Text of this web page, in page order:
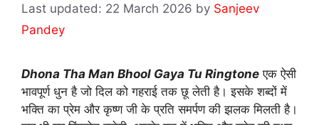
22 March 2026 by Sanjeev
Pandey
Dhona Tha Man Bhool Gaya Tu Ringtone एक ऐसी
भावपूर्ण धुन है जो दिल को गहराई तक छू लेती है। इसके शब्दों में
भक्ति का प्रेम और कृष्ण जी के प्रति समर्पण की झलक मिलती है।